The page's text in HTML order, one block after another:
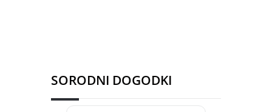
SORODNI DOGODKI